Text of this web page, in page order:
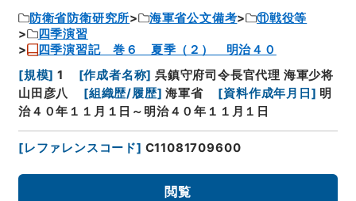
防衛省防衛研究所 海軍省公文備考
⑪戦役等
四季演習
四季演習記 巻６ 夏季（２） 明治４０
[規模] 1 [作成者名称] 呉鎮守府司令長官代理 海軍少将
山田彦八
[組織歴/履歴] 海軍省 [資料作成年月日 ] 明
治４０年１１月１日～明治４０年１１月１日
[レファレンスコード] C11081709600
閲覧